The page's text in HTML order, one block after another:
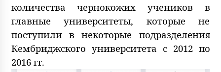
количества чернокожих учеников в
главные университеты, которые не
поступили в некоторые подразделения
Кембриджского университета с 2012 по
2016 гг.